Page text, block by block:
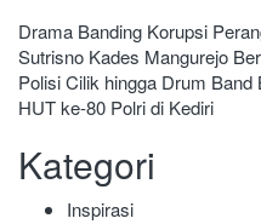
Navigasi
pos
Drama Banding Korupsi
Sutrisno Kades Mangurejo
Polisi Cilik hingga Drum
HUT ke-80 Polri di Kediri
Kategori
Inspirasi